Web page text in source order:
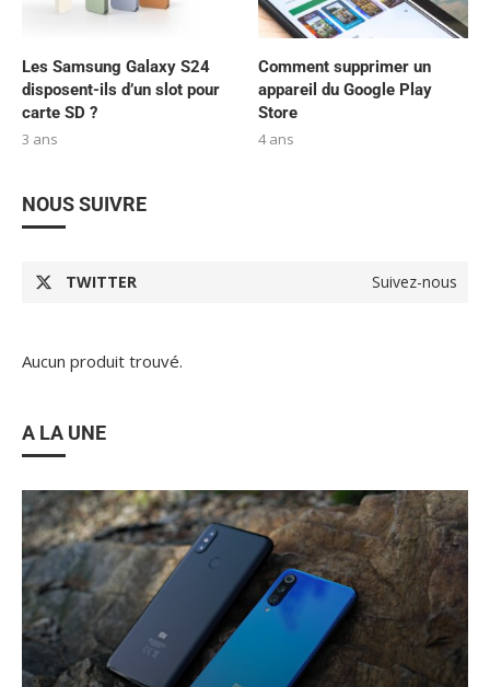
Les Samsung Galaxy S24
disposent-ils d’un slot pour
carte SD ?
3 ans
Comment supprimer un
appareil du Google Play
Store
4 ans
NOUS SUIVRE
TWITTER Suivez-nous
Aucun produit trouvé.
A LA UNE